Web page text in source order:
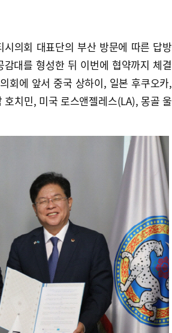
의회 대표단의 부산 방문에 따른 답방
대를 형성한 뒤 이번에 협약까지 체결
회에 앞서 중국 상하이, 일본 후쿠오카,
치민, 미국 로스앤젤레스(LA), 몽골 울